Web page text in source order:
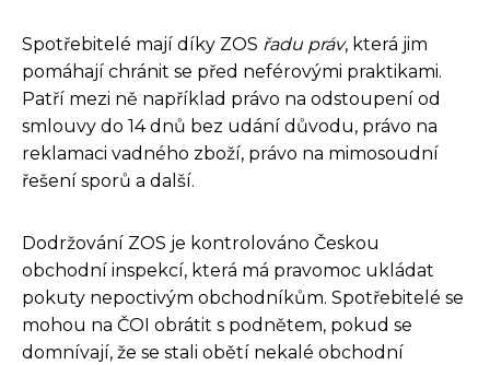
Spotřebitelé mají díky ZOS řadu práv, která jim
pomáhají chránit se před neférovými praktikami.
Patří mezi ně například právo na odstoupení od
smlouvy do 14 dnů bez udání důvodu, právo na
reklamaci vadného zboží, právo na mimosoudní
řešení sporů a další.
Dodržování ZOS je kontrolováno Českou
obchodní inspekcí, která má pravomoc ukládat
pokuty nepoctivým obchodníkům. Spotřebitelé se
mohou na ČOI obrátit s podnětem, pokud se
domnívají, že se stali obětí nekalé obchodní